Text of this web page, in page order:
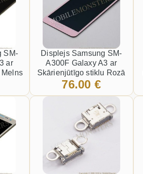
SM-
ar
Displejs Samsung SM-
A300F Galaxy A3 ar
Skārienjūtīgo stiklu Rozā
76.00 €